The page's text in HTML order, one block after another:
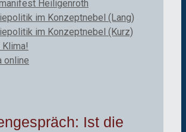
Heiligenroth
im Konzeptnebel (Lang)
im Konzeptnebel (Kurz)
online
Ist die